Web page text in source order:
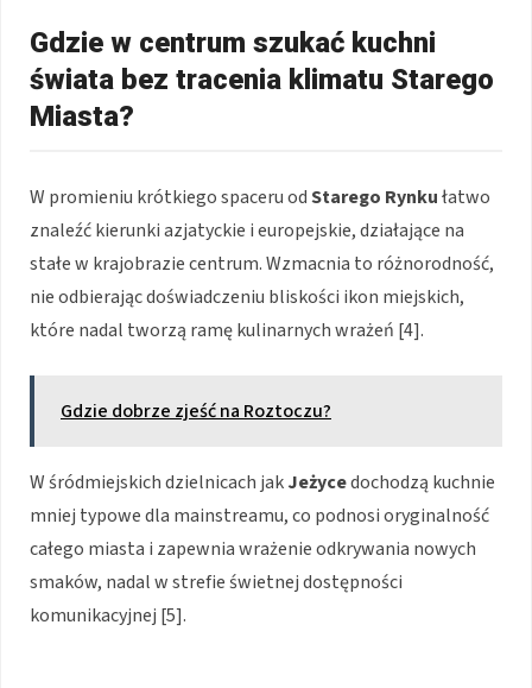
Gdzie w centrum szukać kuchni
świata bez tracenia klimatu Starego
Miasta?
W promieniu krótkiego spaceru odStarego Rynkułatwo
znaleźć kierunki azjatyckie i europejskie, działające na
stałe w krajobrazie centrum. Wzmacnia to różnorodność,
nie odbierając doświadczeniu bliskości ikon miejskich,
które nadal tworzą ramę kulinarnych wrażeń [4].
Gdzie dobrze zjeść na Roztoczu?
W śródmiejskich dzielnicach jakJeżycedochodzą kuchnie
mniej typowe dla mainstreamu, co podnosi oryginalność
całego miasta i zapewnia wrażenie odkrywania nowych
smaków, nadal w strefie świetnej dostępności
komunikacyjnej [5].